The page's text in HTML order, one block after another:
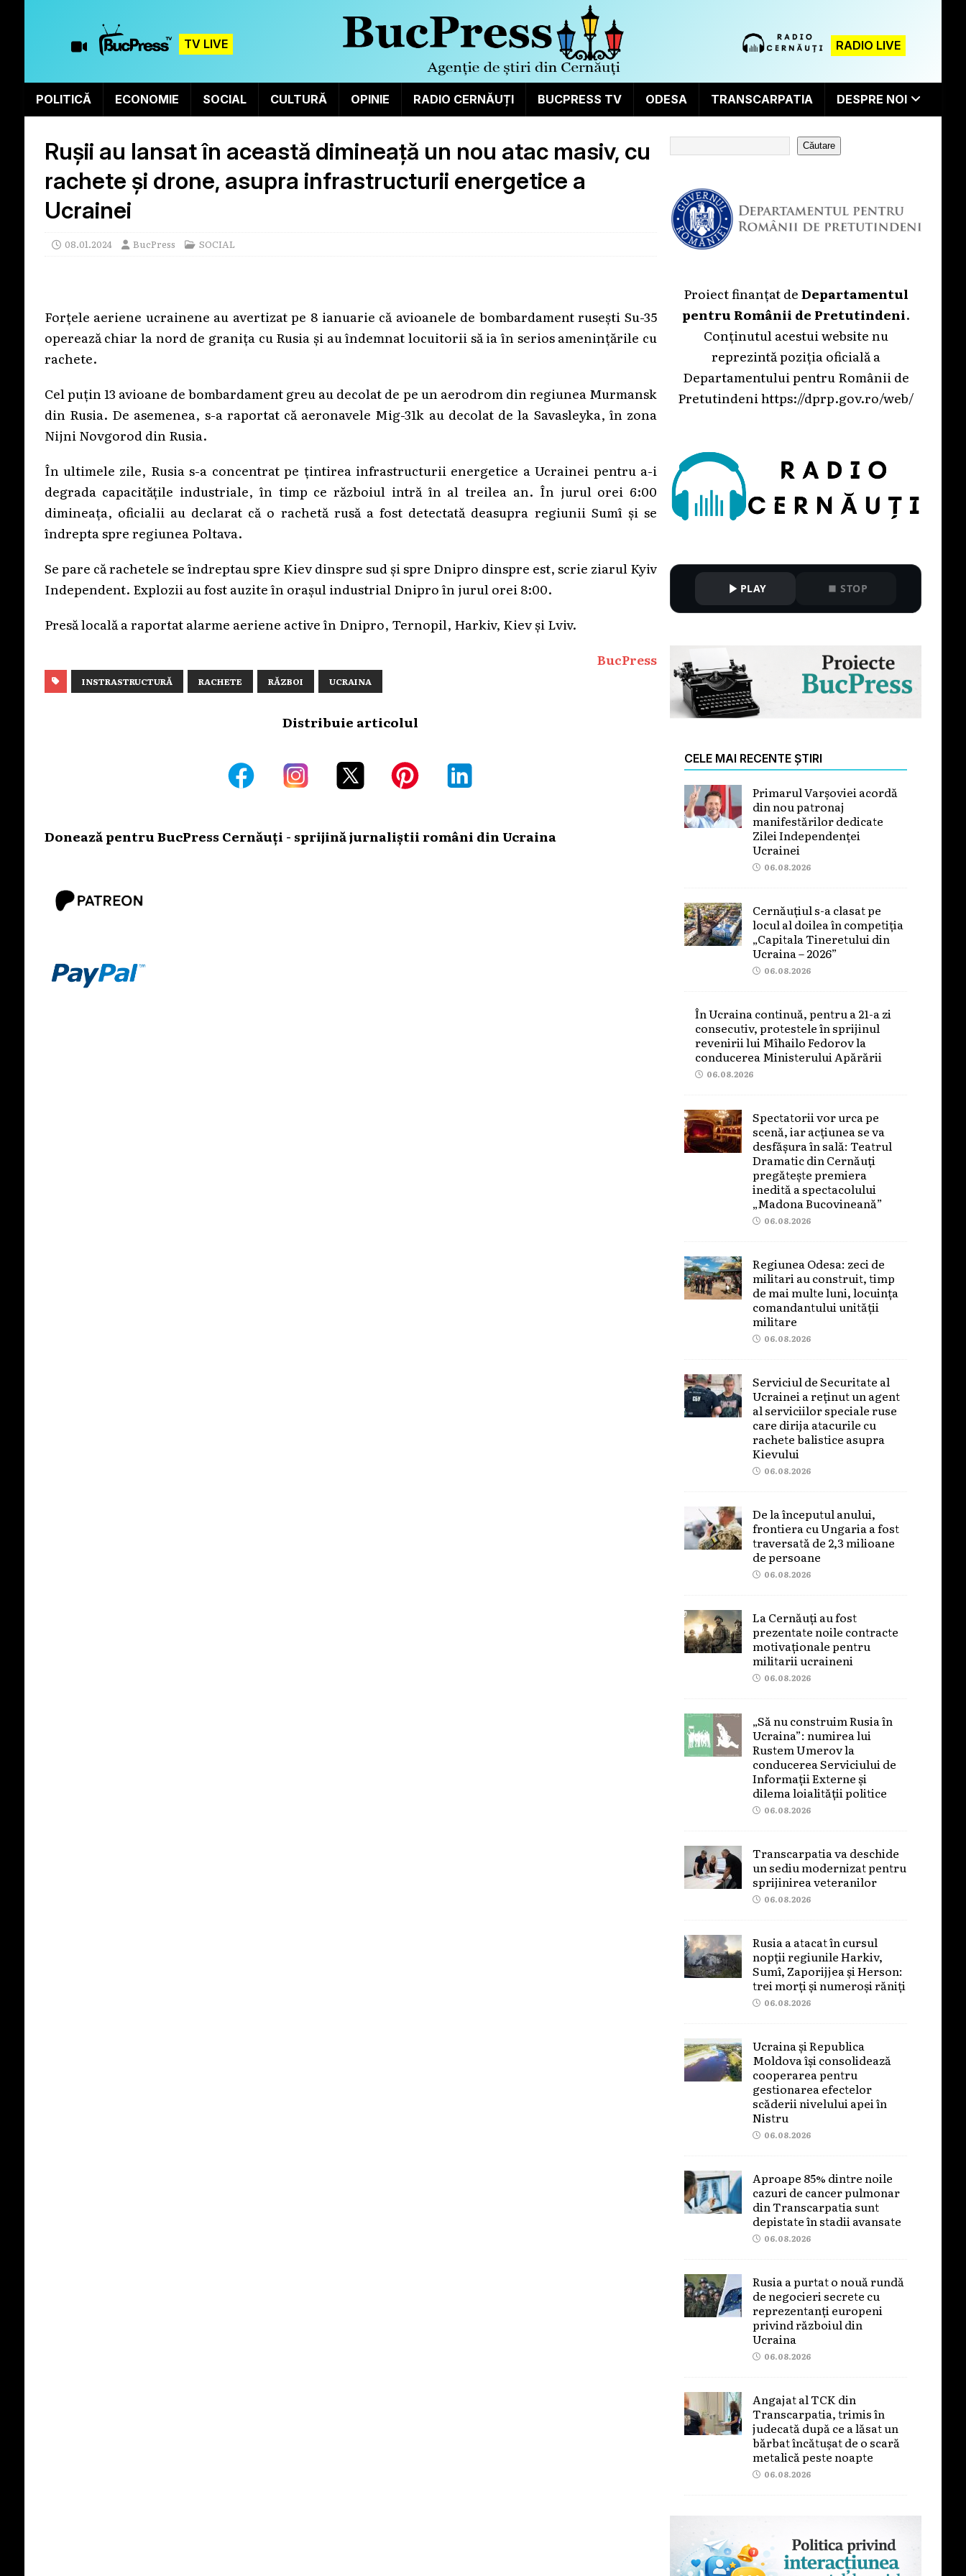
TV LIVE RADIO LIVE
POLITICĂ ECONOMIE SOCIAL CULTURĂ OPINIE RADIO CERNĂUȚI BUCPRESS TV ODESA TRANSCARPATIA DESPRE NOI
Rușii au lansat în această dimineață un nou atac masiv, cu
rachete și drone, asupra infrastructurii energetice a
Ucrainei
08.01.2024 BucPress SOCIAL
Forțele aeriene ucrainene au avertizat pe 8 ianuarie că avioanele de bombardament rusești Su-35
operează chiar la nord de granița cu Rusia și au îndemnat locuitorii să ia în serios amenințările cu
rachete.
Cel puțin 13 avioane de bombardament greu au decolat de pe un aerodrom din regiunea Murmansk
din Rusia. De asemenea, s-a raportat că aeronavele Mig-31k au decolat de la Savasleyka, în zona
Nijni Novgorod din Rusia.
În ultimele zile, Rusia s-a concentrat pe țintirea infrastructurii energetice a Ucrainei pentru a-i
degrada capacitățile industriale, în timp ce războiul intră în al treilea an. În jurul orei 6:00
dimineața, oficialii au declarat că o rachetă rusă a fost detectată deasupra regiunii Sumî și se
îndrepta spre regiunea Poltava.
Se pare că rachetele se îndreptau spre Kiev dinspre sud și spre Dnipro dinspre est, scrie ziarul Kyiv
Independent. Explozii au fost auzite în orașul industrial Dnipro în jurul orei 8:00.
Presă locală a raportat alarme aeriene active în Dnipro, Ternopil, Harkiv, Kiev și Lviv.
BucPress
INSTRASTRUCTURĂ RACHETE RĂZBOI UCRAINA
Distribuie articolul
Donează pentru BucPress Cernăuți - sprijină jurnaliștii români din Ucraina
Căutare
Proiect finanțat deDepartamentul
pentru Românii de Pretutindeni.
Conținutul acestui website nu
reprezintă poziția oficială a
Departamentului pentru Românii de
Pretutindenihttps://dprp.gov.ro/web/
PLAY STOP
CELE MAI RECENTE ȘTIRI
Primarul Varșoviei acordă
din nou patronaj
manifestărilor dedicate
Zilei Independenței
Ucrainei
06.08.2026
Cernăuțiul s-a clasat pe
locul al doilea în competiția
„Capitala Tineretului din
Ucraina – 2026”
06.08.2026
În Ucraina continuă, pentru a 21-a zi
consecutiv, protestele în sprijinul
revenirii lui Mîhailo Fedorov la
conducerea Ministerului Apărării
06.08.2026
Spectatorii vor urca pe
scenă, iar acțiunea se va
desfășura în sală: Teatrul
Dramatic din Cernăuți
pregătește premiera
inedită a spectacolului
„Madona Bucovineană”
06.08.2026
Regiunea Odesa: zeci de
militari au construit, timp
de mai multe luni, locuința
comandantului unității
militare
06.08.2026
Serviciul de Securitate al
Ucrainei a reținut un agent
al serviciilor speciale ruse
care dirija atacurile cu
rachete balistice asupra
Kievului
06.08.2026
De la începutul anului,
frontiera cu Ungaria a fost
traversată de 2,3 milioane
de persoane
06.08.2026
La Cernăuți au fost
prezentate noile contracte
motivaționale pentru
militarii ucraineni
06.08.2026
„Să nu construim Rusia în
Ucraina”: numirea lui
Rustem Umerov la
conducerea Serviciului de
Informații Externe și
dilema loialității politice
06.08.2026
Transcarpatia va deschide
un sediu modernizat pentru
sprijinirea veteranilor
06.08.2026
Rusia a atacat în cursul
nopții regiunile Harkiv,
Sumî, Zaporijjea și Herson:
trei morți și numeroși răniți
06.08.2026
Ucraina și Republica
Moldova își consolidează
cooperarea pentru
gestionarea efectelor
scăderii nivelului apei în
Nistru
06.08.2026
Aproape 85% dintre noile
cazuri de cancer pulmonar
din Transcarpatia sunt
depistate în stadii avansate
06.08.2026
Rusia a purtat o nouă rundă
de negocieri secrete cu
reprezentanți europeni
privind războiul din
Ucraina
06.08.2026
Angajat al TCK din
Transcarpatia, trimis în
judecată după ce a lăsat un
bărbat încătușat de o scară
metalică peste noapte
06.08.2026